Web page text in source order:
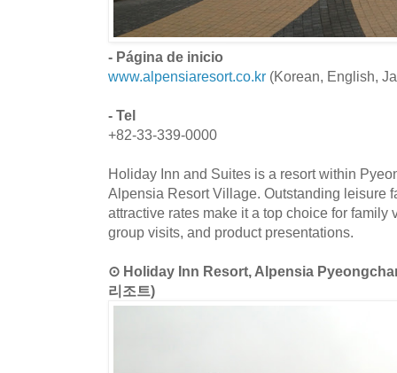
- Página de inicio
www.alpensiaresort.co.kr (Korean, English,
- Tel
+82-33-339-0000
Holiday Inn and Suites is a resort within
Alpensia Resort Village. Outstanding leisure
attractive rates make it a top choice for
group visits, and product presentations.
⊙ Holiday Inn Resort, Alpensia
리조트)